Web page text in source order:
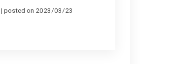
| posted on 2023/03/23